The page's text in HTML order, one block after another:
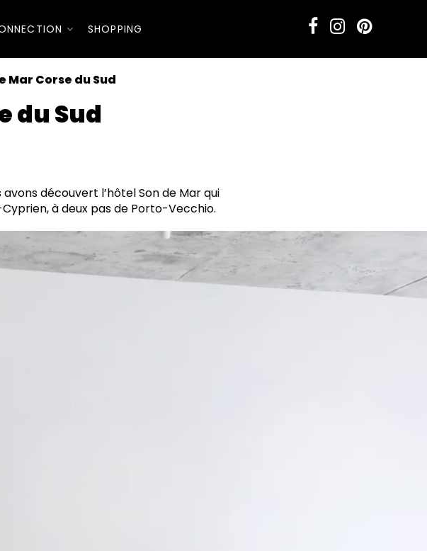
SHOPPING
Mar Corse du Sud
du Sud
découvert l’hôtel Son de Mar qui
à deux pas de Porto-Vecchio.